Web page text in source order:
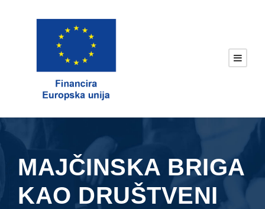
MAJČINSKA BRIGA
KAO DRUŠTVENI